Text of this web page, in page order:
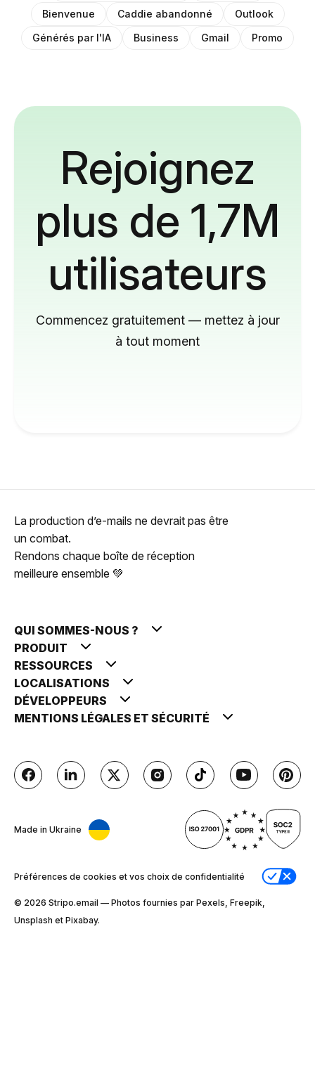
Bienvenue
Caddie abandonné
Outlook
Générés par l'IA
Business Gmail Promo
Rejoignez
plus de 1,7M
utilisateurs
Commencez gratuitement — mettez à jour
à tout moment
La production d’e-mails ne devrait pas être
un combat.
Rendons chaque boîte de réception
meilleure ensemble 💚
QUI SOMMES-NOUS ?
PRODUIT
RESSOURCES
LOCALISATIONS
DÉVELOPPEURS
MENTIONS LÉGALES ET SÉCURITÉ
Made in Ukraine
Préférences de cookies et vos choix de confidentialité
© 2026 Stripо.email — Photos fournies par Pexels, Freepik,
Unsplash et Pixabay.